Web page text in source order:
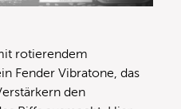
rotierendem
Fender Vibratone, das
den